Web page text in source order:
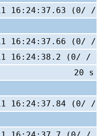
16:24:37.63 (0/
16:24:37.66 (0/
16:24:38.2 (0/ /
20 s
16:24:37.84 (0/